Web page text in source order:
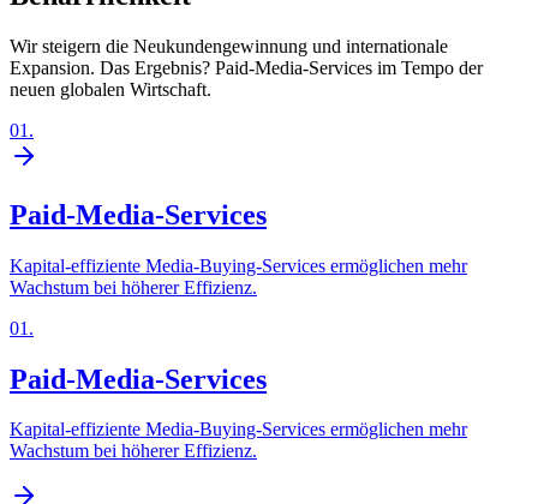
Wir steigern die Neukundengewinnung und internationale
Expansion. Das Ergebnis? Paid-Media-Services im Tempo der
neuen globalen Wirtschaft.
01 .
Paid-Media-Services
Kapital-effiziente Media-Buying-Services ermöglichen mehr
Wachstum bei höherer Effizienz.
01 .
Paid-Media-Services
Kapital-effiziente Media-Buying-Services ermöglichen mehr
Wachstum bei höherer Effizienz.